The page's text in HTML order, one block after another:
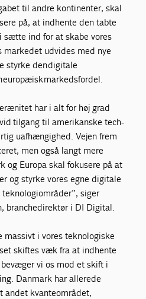
til andre kontinenter, skal
på, at indhente den tabte
sætte ind for at skabe vores
markedet udvides med nye
styrke den digitale
markedsfordel.
har i alt for høj grad
tilgang til amerikanske tech-
uafhængighed. Vejen frem
men også langt mere
og Europa skal fokusere på at
og styrke vores egne digitale
siger
branchedirektør i DI Digital.
i vores teknologiske
skiftes væk fra at indhente
vi os mod et skift i
Danmark har allerede
andet kvanteområdet,